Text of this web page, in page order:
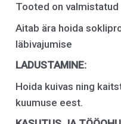
Tooted on
Aitab ära hoida
läbivajumise
LADUSTAMINE:
Hoida kuivas ning
kuumuse eest.